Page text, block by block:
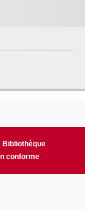
Bibliothèque
conforme